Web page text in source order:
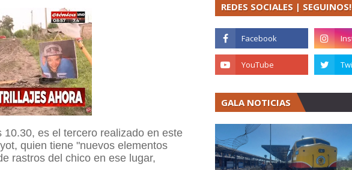
es el tercero realizado en este
quien tiene "nuevos elementos
rastros del chico en ese lugar,
REDES SOCIALES | SEGUINOS!
GALA NOTICIAS